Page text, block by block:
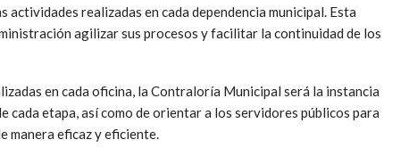
actividades realizadas en cada dependencia municipal. Esta
agilizar sus procesos y facilitar la continuidad de los
en cada oficina, la Contraloría Municipal será la instancia
cada etapa, así como de orientar a los servidores públicos para
manera eficaz y eficiente.